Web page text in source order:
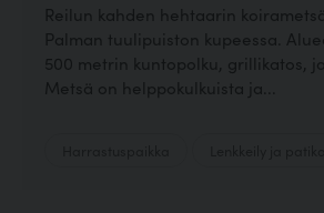
Reilun kahden hehtaarin
Palman tuulipuiston kupeessa.
500 metrin kuntopolku, grillikatos,
Metsä on helppokulkuista ja...